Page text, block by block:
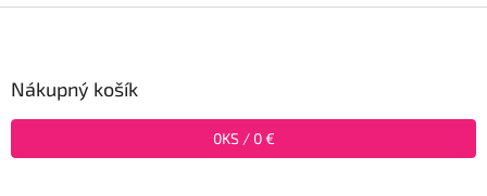
Nákupný košík
0KS / 0 €